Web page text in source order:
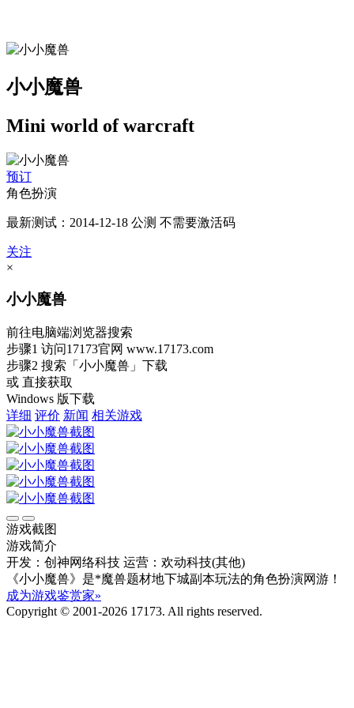
小小魔兽
Mini world of warcraft
预订
角色扮演
最新测试：2014-12-18 公测 不需要激活码
关注
×
小小魔兽
前往电脑端浏览器搜索
步骤1 访问17173官网 www.17173.com
步骤2 搜索 「小小魔兽」 下载
或 直接获取
Windows 版下载
详细 评价 新闻 相关游戏
游戏截图
游戏简介
开发：创神网络科技 运营：欢动科技(其他)
《小小魔兽》是*魔兽题材地下城副本玩法的角色扮演网游！
成为游戏鉴赏家»
Copyright © 2001-2026 17173. All rights reserved.